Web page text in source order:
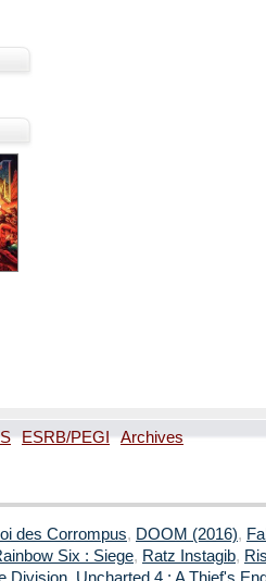
ESRB/PEGI
Archives
des Corrompus, DOOM (2016),
Six : Siege, Ratz Instagib,